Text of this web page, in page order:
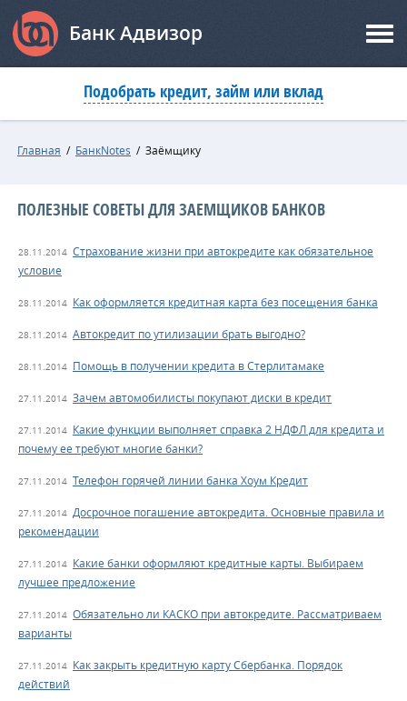
Банк Адвизор
Подобрать кредит, займ или вклад
Главная / БанкNotes / Заёмщику
ПОЛЕЗНЫЕ СОВЕТЫ ДЛЯ ЗАЕМЩИКОВ БАНКОВ
28.11.2014 Страхование жизни при автокредите как обязательное
условие
28.11.2014 Как оформляется кредитная карта без посещения банка
28.11.2014 Автокредит по утилизации брать выгодно?
28.11.2014 Помощь в получении кредита в Стерлитамаке
27.11.2014 Зачем автомобилисты покупают диски в кредит
27.11.2014 Какие функции выполняет справка 2 НДФЛ для кредита и
почему ее требуют многие банки?
27.11.2014 Телефон горячей линии банка Хоум Кредит
27.11.2014 Досрочное погашение автокредита. Основные правила и
рекомендации
27.11.2014 Какие банки оформляют кредитные карты. Выбираем
лучшее предложение
27.11.2014 Обязательно ли КАСКО при автокредите. Рассматриваем
варианты
27.11.2014 Как закрыть кредитную карту Сбербанка. Порядок
действий